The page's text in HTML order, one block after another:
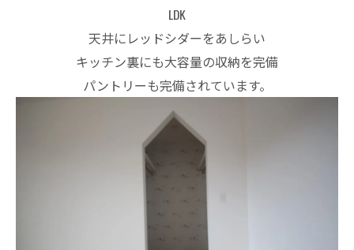
LDK
天井にレッドシダーをあしらい
キッチン裏にも大容量の収納を完備
パントリーも完備されています。